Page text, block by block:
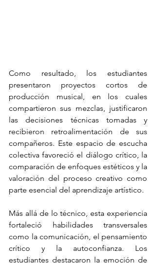
Como resultado, los estudiantes
presentaron proyectos cortos de
producción musical, en los cuales
compartieron sus mezclas, justificaron
las decisiones técnicas tomadas y
recibieron retroalimentación de sus
compañeros. Este espacio de escucha
colectiva favoreció el diálogo crítico, la
comparación de enfoques estéticos y la
valoración del proceso creativo como
parte esencial del aprendizaje artístico.
Más allá de lo técnico, esta experiencia
fortaleció habilidades transversales
como la comunicación, el pensamiento
crítico y la autoconfianza. Los
estudiantes destacaron la emoción de